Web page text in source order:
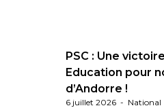
PSC : Une
Education pour
d’Andorre !
6 juillet 2026 - National